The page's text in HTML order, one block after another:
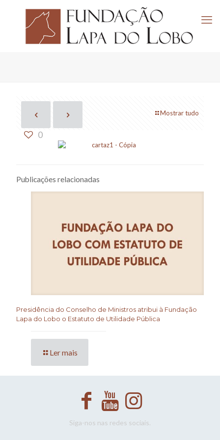
Mostrar tudo
0
Publicações relacionadas
Presidência do Conselho de Ministros atribui à Fundação
Lapa do Lobo o Estatuto de Utilidade Pública
Ler mais
Siga-nos nas redes sociais.